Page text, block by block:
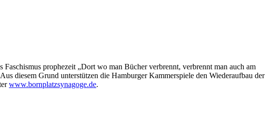
prophezeit „Dort wo man Bücher verbrennt, verbrennt man auch am
diesem Grund unterstützen die Hamburger Kammerspiele den Wiederaufbau der
www.bornplatzsynagoge.de.